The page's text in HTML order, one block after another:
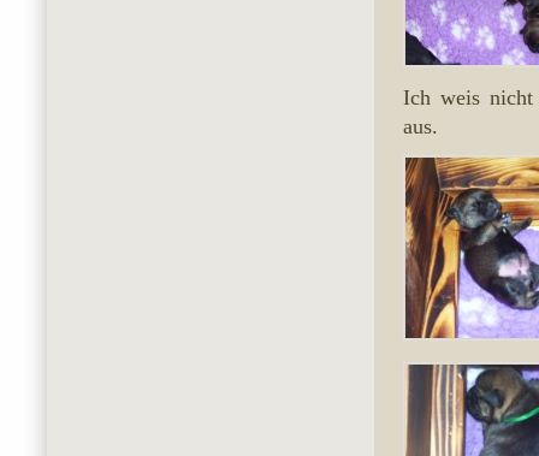
Ich weis nicht
aus.